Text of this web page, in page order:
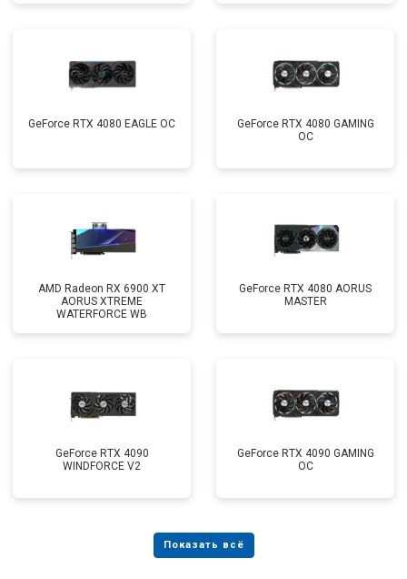
GeForce RTX 4080 EAGLE OC
GeForce RTX 4080 GAMING
OC
AMD Radeon RX 6900 XT
AORUS XTREME
WATERFORCE WB
GeForce RTX 4080 AORUS
MASTER
GeForce RTX 4090
WINDFORCE V2
GeForce RTX 4090 GAMING
OC